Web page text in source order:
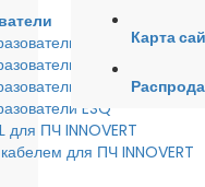
INSTART
INNOVERT
HYUNDAI
ESQ
ПЧ INNOVERT
для ПЧ INNOVERT
Карта